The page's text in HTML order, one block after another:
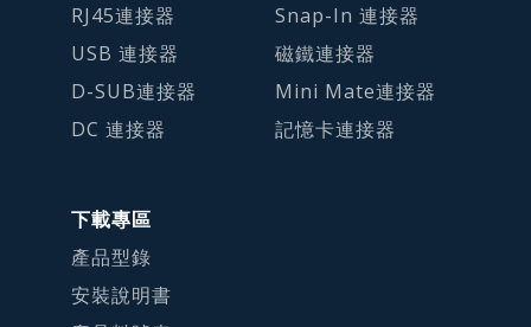
RJ45連接器
USB 連接器
D-SUB連接器
DC 連接器
Snap-In 連接器
磁鐵連接器
Mini Mate連接器
記憶卡連接器
下載專區
產品型錄
安裝說明書